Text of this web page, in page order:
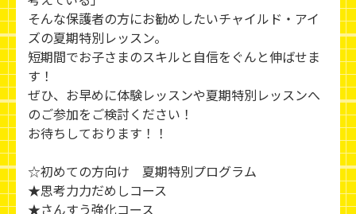
そんな保護者の方にお勧めしたいチャイルド・アイ
ズの夏期特別レッスン。
短期間でお子さまのスキルと自信をぐんと伸ばせま
す！
ぜひ、お早めに体験レッスンや夏期特別レッスンへ
のご参加をご検討ください！
お待ちしております！！
☆初めての方向け 夏期特別プログラム
★思考力力だめしコース
★さんすう強化コース